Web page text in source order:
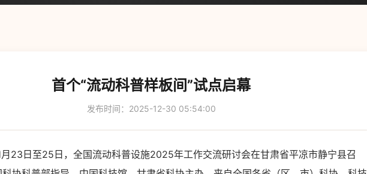
首个“流动科普样板间”试点启幕
发布时间：2025-12-30 05:54:00
月23日至25日，全国流动科普设施2025年工作交流研讨会在甘肃省平凉市静宁县召